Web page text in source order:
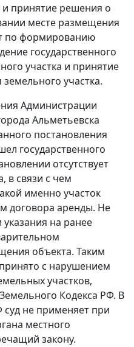
принятие решения о
месте размещения
по формированию
государственного
участка и принятие
участка.
Администрации
Альметьевска
постановления
государственного
отсутствует
в связи с чем
именно участок
договора аренды. Не
на ранее
объекта. Таким
с нарушением
участков,
Земельного Кодекса РФ. В
суд не применяет при
местного
закону.